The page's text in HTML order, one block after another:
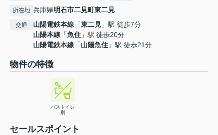
所在地 兵庫県明石市二見町東二見
交通 山陽電鉄本線 「東二見 」駅 徒歩7分
山陽本線 「魚住 」駅 徒歩20分
山陽電鉄本線 「山陽魚住 」駅 徒歩21分
物件の特徴
バストイレ
別
セールスポイント